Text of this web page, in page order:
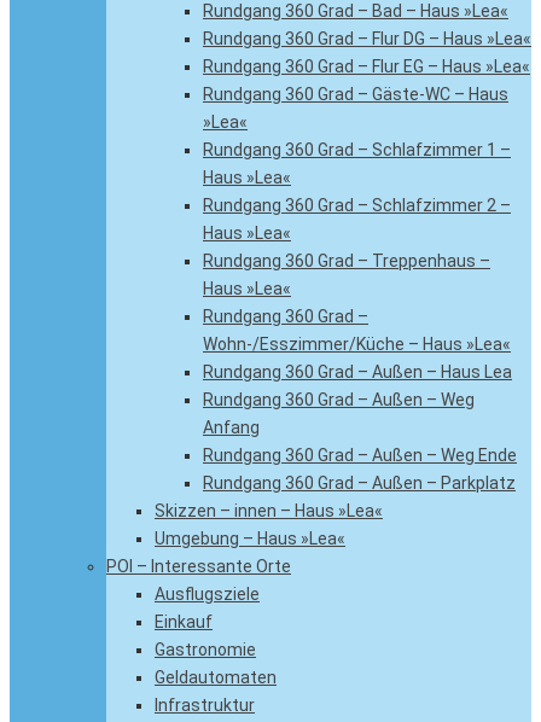
Rundgang 360 Grad – Bad – Haus »Lea«
Rundgang 360 Grad – Flur DG – Haus »Lea«
Rundgang 360 Grad – Flur EG – Haus »Lea«
Rundgang 360 Grad – Gäste-WC – Haus
»Lea«
Rundgang 360 Grad – Schlafzimmer 1 –
Haus »Lea«
Rundgang 360 Grad – Schlafzimmer 2 –
Haus »Lea«
Rundgang 360 Grad – Treppenhaus –
Haus »Lea«
Rundgang 360 Grad –
Wohn-/Esszimmer/Küche – Haus »Lea«
Rundgang 360 Grad – Außen – Haus Lea
Rundgang 360 Grad – Außen – Weg
Anfang
Rundgang 360 Grad – Außen – Weg Ende
Rundgang 360 Grad – Außen – Parkplatz
Skizzen – innen – Haus »Lea«
Umgebung – Haus »Lea«
POI – Interessante Orte
Ausflugsziele
Einkauf
Gastronomie
Geldautomaten
Infrastruktur